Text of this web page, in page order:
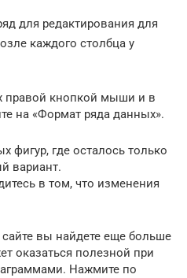
для редактирования для
каждого столбца у
правой кнопкой мыши и в
на «Формат ряда данных».
фигур, где осталось только
вариант.
в том, что изменения
сайте вы найдете еще больше
оказаться полезной при
Нажмите по